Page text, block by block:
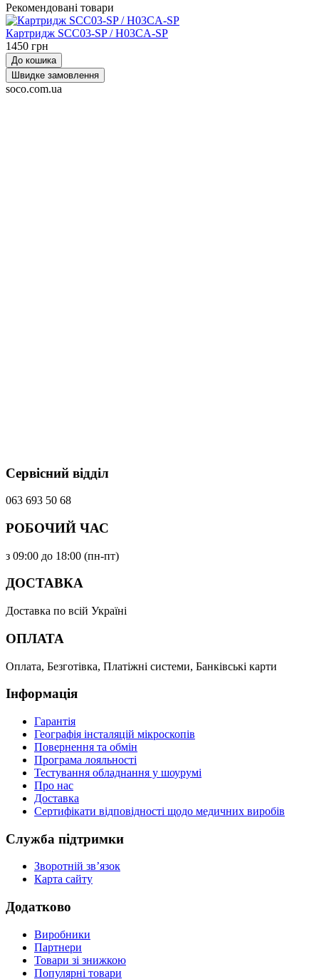
Рекомендовані товари
Картридж SCC03-SP / H03CA-SP
1450 грн
До кошика
Швидке замовлення
soco.com.ua
Сервісний відділ
063 693 50 68
РОБОЧИЙ ЧАС
з 09:00 до 18:00 (пн-пт)
ДОСТАВКА
Доставка по всій Україні
ОПЛАТА
Оплата, Безготівка, Платіжні системи, Банківські карти
Інформація
Гарантія
Географія інсталяцій мікроскопів
Повернення та обмін
Програма лояльності
Тестування обладнання у шоурумі
Про нас
Доставка
Сертифікати відповідності щодо медичних виробів
Служба підтримки
Зворотній зв’язок
Карта сайту
Додатково
Виробники
Партнери
Товари зі знижкою
Популярні товари